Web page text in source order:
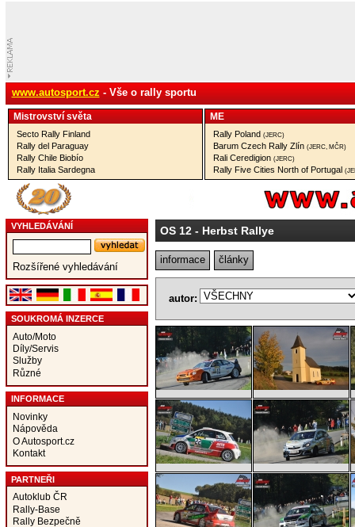
www.autosport.cz - Vše o rally sportu
Mistrovství­ světa
Secto Rally Finland
Rally del Paraguay
Rally Chile Biobío
Rally Italia Sardegna
ME
Rally Poland (JERC)
Barum Czech Rally Zlín (JERC, MČR)
Rali Ceredigion (JERC)
Rally Five Cities North of Portugal
VYHLEDÁVÁNÍ
Rozšířené vyhledávání
SOUKROMÁ INZERCE
Auto/Moto
Díly/Servis
Služby
Různé
INFORMACE
Novinky
Nápověda
O Autosport.cz
Kontakt
PARTNEŘI
Autoklub ČR
Rally-Base
Rally Bezpečně
OS 12- Herbst Rallye
informace články
autor: